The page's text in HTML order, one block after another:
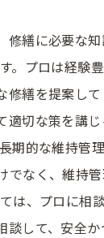
繕に必要な
。プロは経験
繕を提案し
切な策を講
的な維持管
なく、維持
は、プロに相
して、安全か